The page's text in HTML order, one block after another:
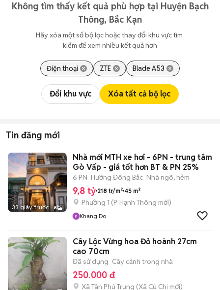
Không tìm thấy kết quả phù hợp tại Huyện Bạch
Thông, Bắc Kạn
Hãy xóa một số bộ lọc hoặc thay đổi khu vực tìm
kiếm để xem nhiều kết quả hơn
Điện thoại ZTE Blade A53
Đổi khu vực Xóa tất cả bộ lọc
Tin đăng mới
33 giây trước 8
Nhà mới MTH xe hơi - 6PN - trung tâm
Gò Vấp - giá tốt hơn BT & PN 25%
6 PN Hướng Đông Bắc Nhà ngõ, hẻm
9,8 tỷ 218 tr/m² 45 m²
Phường 1 (P. Hạnh Thông mới)
Khang Do
Cây Lộc Vừng hoa Đỏ hoành 27cm
cao 70cm
Đã sử dụng Cây cảnh trong nhà
250.000 đ
Xã Tân Phú Trung (Xã Củ Chi mới)